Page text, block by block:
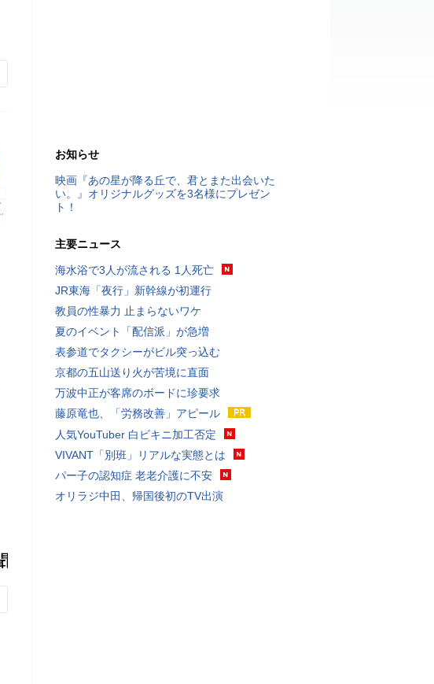
お知らせ
映画『あの星が降る丘で、君とまた出会いた
い。』オリジナルグッズを3名様にプレゼン
ト！
主要ニュース
海水浴で3人が流される 1人死亡
JR東海「夜行」新幹線が初運行
教員の性暴力 止まらないワケ
夏のイベント「配信派」が急増
表参道でタクシーがビル突っ込む
京都の五山送り火が苦境に直面
万波中正が客席のボードに珍要求
藤原竜也、「労務改善」アピール
人気YouTuber 白ビキニ加工否定
VIVANT「別班」リアルな実態とは
パー子の認知症 老老介護に不安
オリラジ中田、帰国後初のTV出演